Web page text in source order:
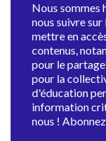
Nous sommes
nous suivre
mettre en
contenus,
pour le
pour la
d'éducation
information
nous !